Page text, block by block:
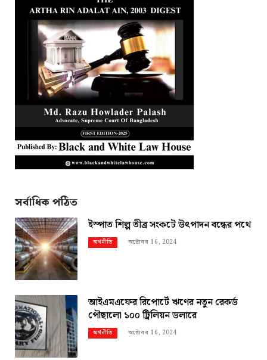
সর্বাধিক পঠিত
ইস্পাত শিল্প তীব্র সংকটে উৎপাদন বন্ধের পথে
অর্থনীতি অক্টোবর 16, 2024
আইএমএফের রিপোর্টে ঋণের নতুন রেকর্ড
পৌছালো ১০০ ট্রিলিয়ন ডলারে
অর্থনীতি অক্টোবর 16, 2024